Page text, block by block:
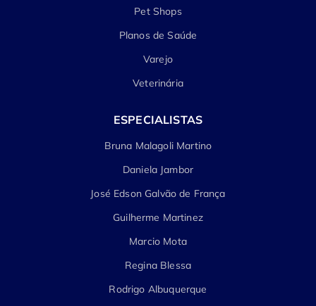
Pet Shops
Planos de Saúde
Varejo
Veterinária
ESPECIALISTAS
Bruna Malagoli Martino
Daniela Jambor
José Edson Galvão de França
Guilherme Martinez
Marcio Mota
Regina Blessa
Rodrigo Albuquerque